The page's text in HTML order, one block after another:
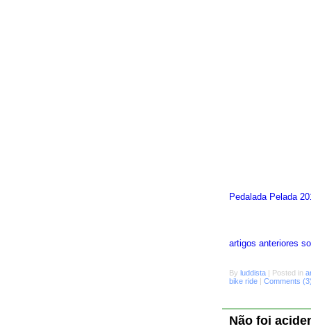
Pedalada Pelada
artigos anteriores
By luddista | Posted in
bike ride | Comments
Não foi